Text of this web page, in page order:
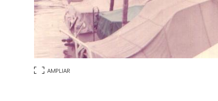
AMPLIAR